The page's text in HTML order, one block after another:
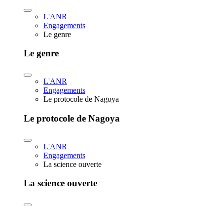
L'ANR
Engagements
Le genre
Le genre
L'ANR
Engagements
Le protocole de Nagoya
Le protocole de Nagoya
L'ANR
Engagements
La science ouverte
La science ouverte